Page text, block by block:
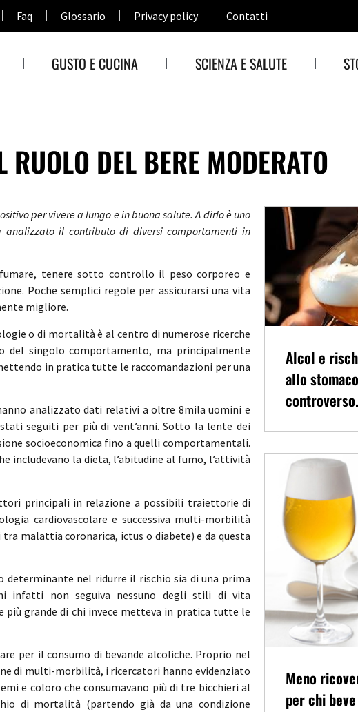
Faq Glossario Privacy policy Contatti
GUSTO E CUCINA SCIENZA E SALUTE
DEL BERE MODERATO
per vivere a lungo e in buona salute. A dirlo è uno
analizzato il contributo di diversi comportamenti in
tenere sotto controllo il peso corporeo e
Poche semplici regole per assicurarsi una vita
migliore.
o di mortalità è al centro di numerose ricerche
singolo comportamento, ma principalmente
in pratica tutte le raccomandazioni per una
analizzato dati relativi a oltre 8mila uomini e
seguiti per più di vent’anni. Sotto la lente dei
socioeconomica fino a quelli comportamentali.
includevano la dieta, l’abitudine al fumo, l’attività
principali in relazione a possibili traiettorie di
cardiovascolare e successiva multi-morbilità
malattia coronarica, ictus o diabete) e da questa
nel ridurre il rischio sia di una prima
infatti non seguiva nessuno degli stili di vita
grande di chi invece metteva in pratica tutte le
per il consumo di bevande alcoliche. Proprio nel
di multi-morbilità, i ricercatori hanno evidenziato
e coloro che consumavano più di tre bicchieri al
di mortalità (partendo già da una condizione
Alcol e
allo
controverso.
Meno
per chi